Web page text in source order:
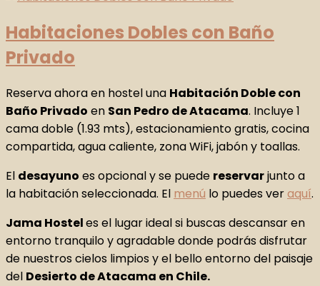
Habitaciones Dobles con Baño
Privado
Reserva ahora en hostel una Habitación Doble con
Baño Privado en San Pedro de Atacama. Incluye 1
cama doble (1.93 mts), estacionamiento gratis, cocina
compartida, agua caliente, zona WiFi, jabón y toallas.
El desayuno es opcional y se puede reservarjunto a
la habitación seleccionada. El menú lo puedes veraquí.
Jama Hosteles el lugar ideal si buscas descansar en
entorno tranquilo y agradable donde podrás disfrutar
de nuestros cielos limpios y el bello entorno del paisaje
del Desierto de Atacama en Chile.